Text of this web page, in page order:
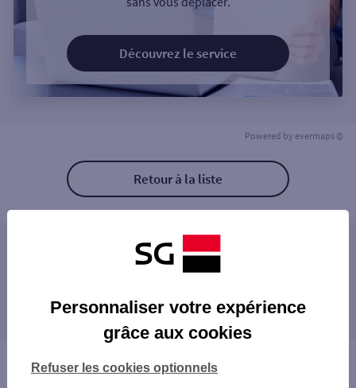
Découvrez le service
Powered by evermaps ©
Retour à la liste
Les distributeurs/automates à proximité
GRAVELINES 6 PL ALBERT DENVERS
BOURBOURG 32 PL DU GAL DE GAULLE
GRANDE SYNTHE 28 AV DE L ANCIEN VIL
DUNKERQUE 279 RUE DE LA REPUBLIQUE
proximité
SAINT-POL-SUR-MER
Vous êtes ici : Accueil
Personnaliser votre expérience
grâce aux cookies
Refuser les cookies optionnels